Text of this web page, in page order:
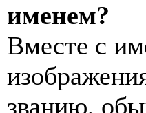
именем?
Вместе с
званию,